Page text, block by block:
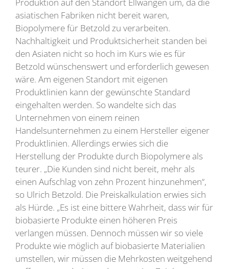
asiatischen Fabriken nicht bereit waren,
Biopolymere für Betzold zu verarbeiten.
Nachhaltigkeit und Produktsicherheit standen bei
den Asiaten nicht so hoch im Kurs wie es für
Betzold wünschenswert und erforderlich gewesen
wäre. Am eigenen Standort mit eigenen
Produktlinien kann der gewünschte Standard
eingehalten werden. So wandelte sich das
Unternehmen von einem reinen
Handelsunternehmen zu einem Hersteller eigener
Produktlinien. Allerdings erwies sich die
Herstellung der Produkte durch Biopolymere als
teurer. „Die Kunden sind nicht bereit, mehr als
einen Aufschlag von zehn Prozent hinzunehmen“,
so Ulrich Betzold. Die Preiskalkulation erwies sich
als Hürde. „Es ist eine bittere Wahrheit, dass wir für
biobasierte Produkte einen höheren Preis
verlangen müssen. Dennoch müssen wir so viele
Produkte wie möglich auf biobasierte Materialien
umstellen, wir müssen die Mehrkosten weitgehend